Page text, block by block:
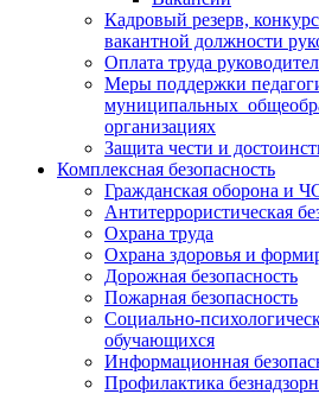
Кадровый резерв,
вакантной должности
Оплата труда
Меры поддержки
муниципальных
организациях
Защита чести и
Комплексная безопасность
Гражданская оборона и
Антитеррористическая
Охрана труда
Охрана здоровья и
Дорожная безопасность
Пожарная безопасность
Социально-
обучающихся
Информационная
Профилактика